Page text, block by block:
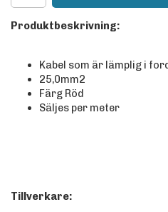
Produktbeskrivning:
Kabel som är lämplig i
25,0mm2
Färg Röd
Säljes per meter
Tillverkare: